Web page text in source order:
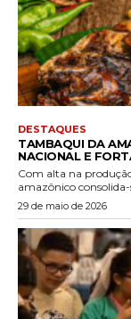
DESTAQUES
TAMBAQUI DA
NACIONAL E
Com alta na
amazônico consolida-
29 de maio de 2026